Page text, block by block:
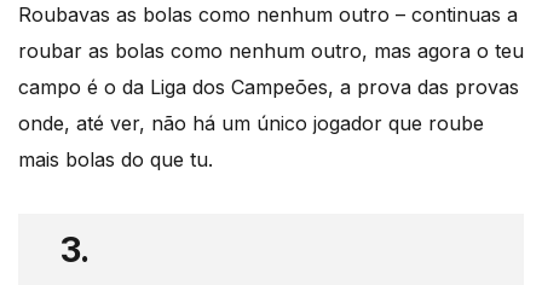
Roubavas as bolas como nenhum outro – continuas a
roubar as bolas como nenhum outro, mas agora o teu
campo é o da Liga dos Campeões, a prova das provas
onde, até ver, não há um único jogador que roube
mais bolas do que tu.
3.